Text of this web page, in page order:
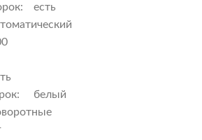
есть
белый